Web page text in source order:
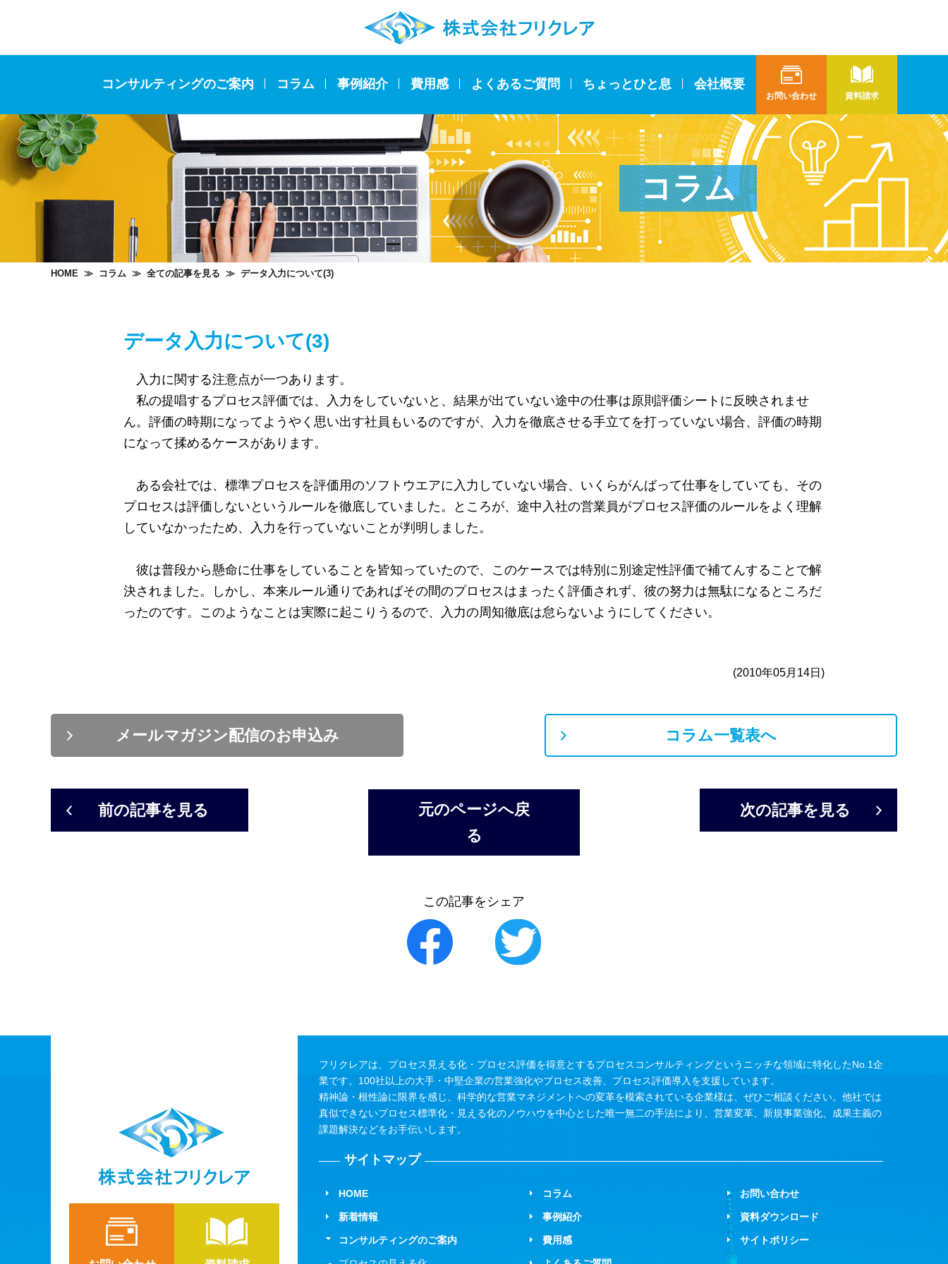
お問い合わせ 資料請求
コンサルティングのご案内 コラム 事例紹介 費用感 よくあるご質問 ちょっとひと息 会社概要
コラム
HOME ≫ コラム ≫ 全ての記事を見る ≫ データ入力について(3)
データ入力について(3)
入力に関する注意点が一つあります。
私の提唱するプロセス評価では、入力をしていないと、結果が出ていない途中の仕事は原則評価シートに反映されませ
ん。評価の時期になってようやく思い出す社員もいるのですが、入力を徹底させる手立てを打っていない場合、評価の時期
になって揉めるケースがあります。
ある会社では、標準プロセスを評価用のソフトウエアに入力していない場合、いくらがんばって仕事をしていても、その
プロセスは評価しないというルールを徹底していました。ところが、途中入社の営業員がプロセス評価のルールをよく理解
していなかったため、入力を行っていないことが判明しました。
彼は普段から懸命に仕事をしていることを皆知っていたので、このケースでは特別に別途定性評価で補てんすることで解
決されました。しかし、本来ルール通りであればその間のプロセスはまったく評価されず、彼の努力は無駄になるところだ
ったのです。このようなことは実際に起こりうるので、入力の周知徹底は怠らないようにしてください。
(2010年05月14日)
メールマガジン配信のお申込み コラム一覧表へ
前の記事を見る 次の記事を見る
元のページへ戻
る
この記事をシェア
フリクレアは、プロセス見える化・プロセス評価を得意とするプロセスコンサルティングというニッチな領域に特化したNo.1企
業です。100社以上の大手・中堅企業の営業強化やプロセス改善、プロセス評価導入を支援しています。
精神論・根性論に限界を感じ、科学的な営業マネジメントへの変革を模索されている企業様は、ぜひご相談ください。他社では
真似できないプロセス標準化・見える化のノウハウを中心とした唯一無二の手法により、営業変革、新規事業強化、成果主義の
課題解決などをお手伝いします。
サイトマップ
HOME
新着情報
コンサルティングのご案内
コラム
事例紹介
費用感
お問い合わせ
資料ダウンロード
サイトポリシー